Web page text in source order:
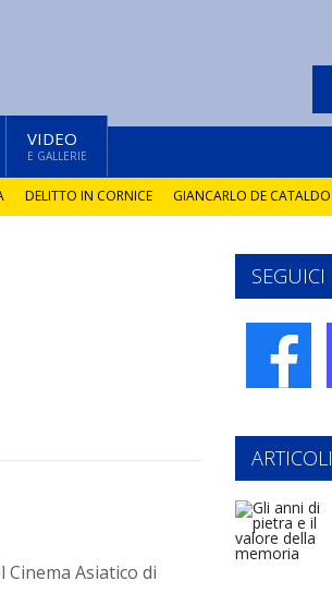
VIDEO
E GALLERIE
DELITTO IN CORNICE GIANCARLO DE CATALDO
Cinema Asiatico di
SEGUICI